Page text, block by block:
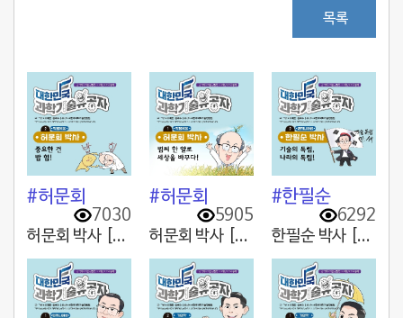
목록
#허문회
7030
허문회 박사 [2. 중요한 건 밥 힘!]
#허문회
5905
허문회 박사 [1. 볍씨 한 알로 세상을 바꾸다!]
#한필순
6292
한필순 박사 [2. 기술의 독립, 나라의 독립!]